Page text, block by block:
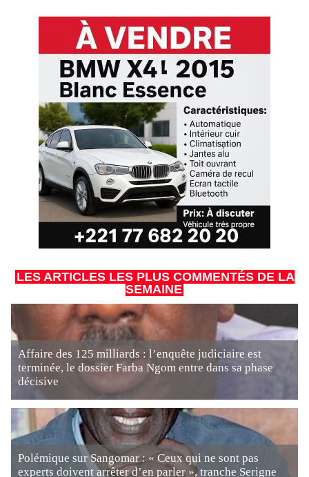
LES ARTICLES LES PLUS COMMENTÉS DE LA
SEMAINE
Affaire des 125 milliards : l’enquête judiciaire est
terminée, le dossier Farba Ngom entre dans sa phase
décisive
Polémique sur Sangomar : « Ceux qui ne sont pas
experts doivent arrêter d’en parler », tranche Serigne